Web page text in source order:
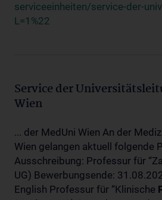
serviceeinheiten/service-der-
L=1%22
Service der
Wien
... der MedUni Wien An der
Wien gelangen aktuell folgende
Ausschreibung: Professur für
UG) Bewerbungsende:
English Professur für “Klinische